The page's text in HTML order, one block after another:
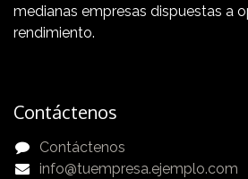
medianas empresas dispuestas a
rendimiento.
Contáctenos
Contáctenos
info@tuempresa.ejemplo.com